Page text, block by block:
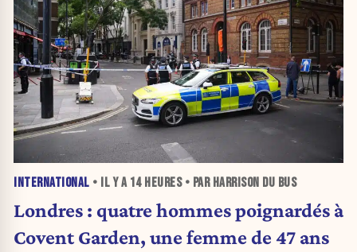
INTERNATIONAL • IL Y A 14 HEURES• PAR HARRISON DU BUS
Londres : quatre hommes poignardés à
Covent Garden, une femme de 47 ans